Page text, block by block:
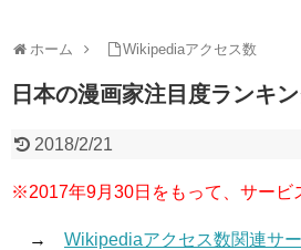
ホーム Wikipediaアクセス数
日本の漫画家注目度ランキン
2018/2/21
※2017年9月30日をもって、サービ
→ Wikipediaアクセス数関連サ